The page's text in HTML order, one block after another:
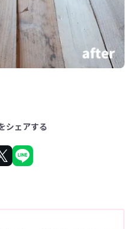
シェアする